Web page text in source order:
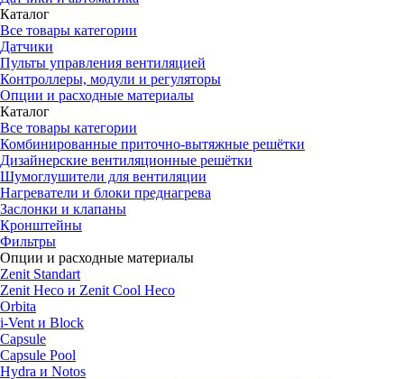
Каталог
Все товары категории
Датчики
Пульты управления вентиляцией
Контроллеры, модули и регуляторы
Опции и расходные материалы
Каталог
Все товары категории
Комбинированные приточно-вытяжные решётки
Дизайнерские вентиляционные решётки
Шумоглушители для вентиляции
Нагреватели и блоки преднагрева
Заслонки и клапаны
Кронштейны
Фильтры
Опции и расходные материалы
Zenit Standart
Zenit Heco и Zenit Cool Heco
Orbita
i-Vent и Block
Capsule
Capsule Pool
Hydra и Notos